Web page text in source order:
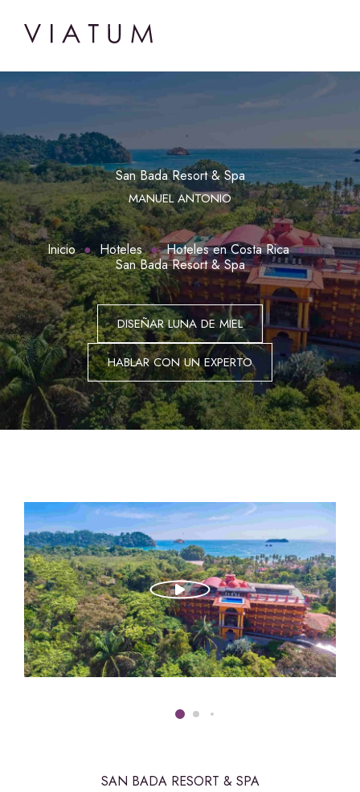
San Bada Resort & Spa
MANUEL ANTONIO
Inicio Hoteles
Hoteles en Costa Rica
San Bada Resort & Spa
DISEÑAR LUNA DE MIEL
HABLAR CON UN EXPERTO
SAN BADA RESORT & SPA